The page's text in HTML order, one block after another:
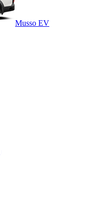
Musso EV